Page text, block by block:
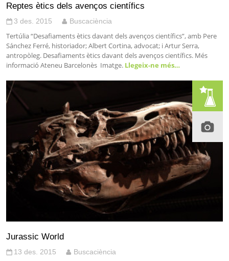
Reptes ètics dels avenços científics
3 des. 2015 Buscaciència
Tertúlia “Desafiaments ètics davant dels avenços científics”, amb Pere
Sánchez Ferré, historiador; Albert Cortina, advocat; i Artur Serra,
antropòleg. Desafiaments ètics davant dels avenços científics. Més
informació Ateneu Barcelonès Imatge. Llegeix-ne més…
Jurassic World
13 des. 2015 Buscaciència